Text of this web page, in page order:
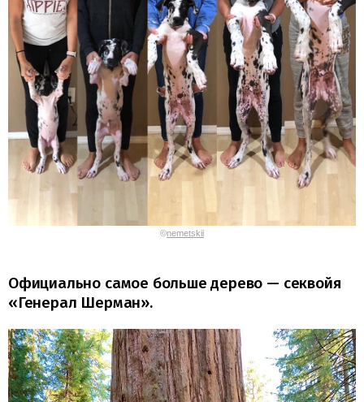
©nemetskii
Официально самое больше дерево — секвойя
«Генерал Шерман».